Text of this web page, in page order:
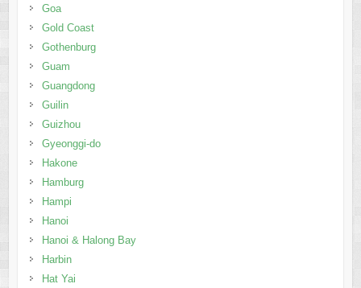
Goa
Gold Coast
Gothenburg
Guam
Guangdong
Guilin
Guizhou
Gyeonggi-do
Hakone
Hamburg
Hampi
Hanoi
Hanoi & Halong Bay
Harbin
Hat Yai